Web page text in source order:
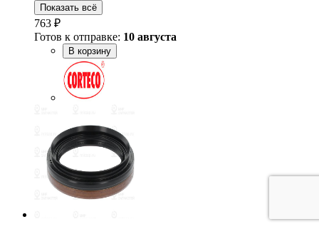
Показать всё
763 ₽
Готов к отправке: 10 августа
В корзину